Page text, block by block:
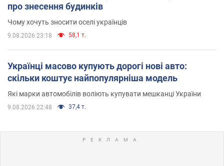
про знесення будинків
Чому хочуть зносити оселі українців
9.08.2026 23:18 58,1 т.
Українці масово купують дорогі нові авто:
скільки коштує найпопулярніша модель
Які марки автомобілів воліють купувати мешканці України
9.08.2026 22:48 37,4 т.